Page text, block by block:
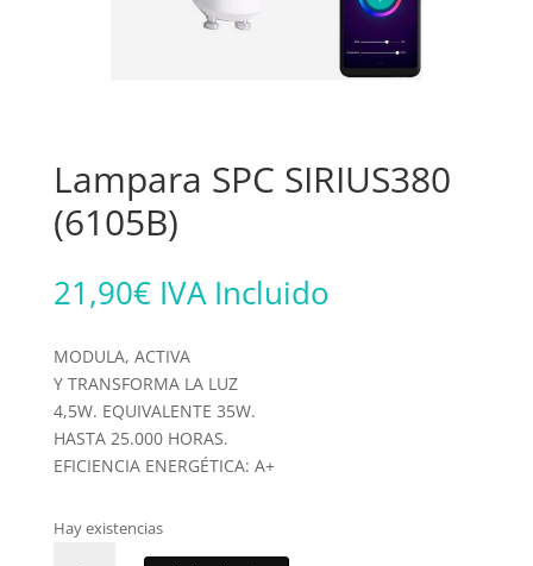
Lampara SPC SIRIUS380
(6105B)
21,90€ IVA Incluido
MODULA, ACTIVA
Y TRANSFORMA LA LUZ
4,5W. EQUIVALENTE 35W.
HASTA 25.000 HORAS.
EFICIENCIA ENERGÉTICA: A+
Hay existencias